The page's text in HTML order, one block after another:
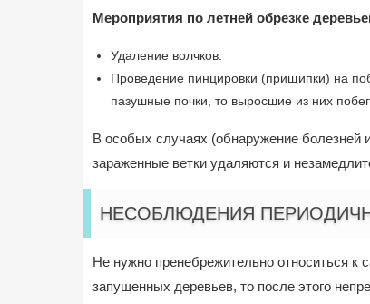
Мероприятия по летней обрезке
Удаление волчков.
Проведение пинцировки (прищипки) на
пазушные почки, то выросшие из них
В особых случаях (обнаружение болезней
зараженные ветки удаляются и
НЕСОБЛЮДЕНИЯ
Не нужно пренебрежительно относиться к
запущенных деревьев, то после этого